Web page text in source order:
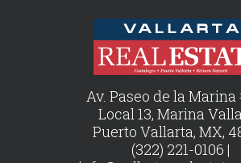
Av. Paseo de la Marina
Local 13, Marina
Puerto Vallarta, MX,
(322) 221-0106 |